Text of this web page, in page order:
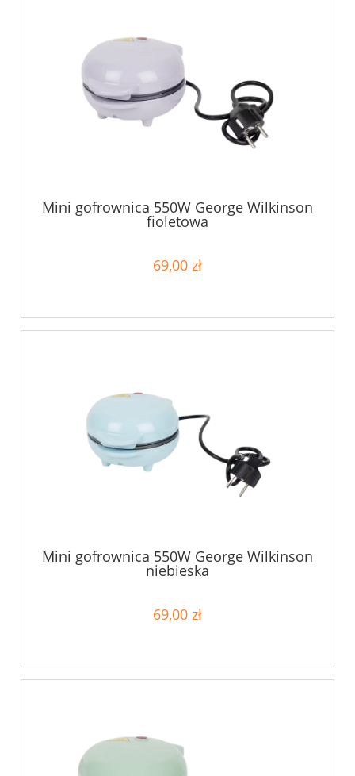
Mini gofrownica 550W George Wilkinson
fioletowa
69,00 zł
Mini gofrownica 550W George Wilkinson
niebieska
69,00 zł